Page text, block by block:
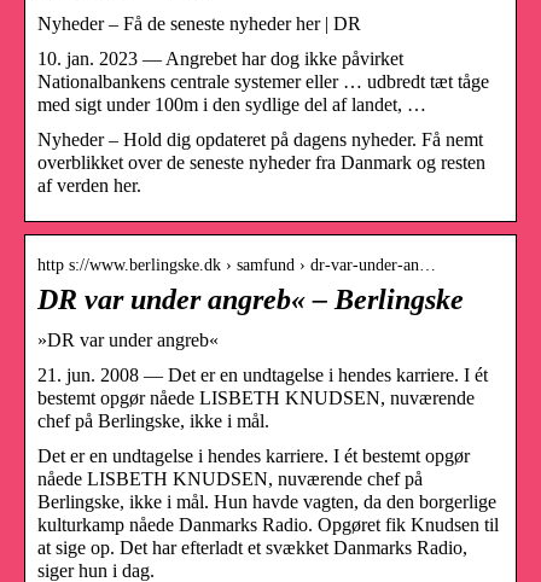
Nyheder – Få de seneste nyheder her | DR
10. jan. 2023 — Angrebet har dog ikke påvirket
Nationalbankens centrale systemer eller … udbredt tæt tåge
med sigt under 100m i den sydlige del af landet, …
Nyheder – Hold dig opdateret på dagens nyheder. Få nemt
overblikket over de seneste nyheder fra Danmark og resten
af verden her.
http s://www.berlingske.dk › samfund › dr-var-under-an…
DR var under angreb« – Berlingske
»DR var under angreb«
21. jun. 2008 — Det er en undtagelse i hendes karriere. I ét
bestemt opgør nåede LISBETH KNUDSEN, nuværende
chef på Berlingske, ikke i mål.
Det er en undtagelse i hendes karriere. I ét bestemt opgør
nåede LISBETH KNUDSEN, nuværende chef på
Berlingske, ikke i mål. Hun havde vagten, da den borgerlige
kulturkamp nåede Danmarks Radio. Opgøret fik Knudsen til
at sige op. Det har efterladt et svækket Danmarks Radio,
siger hun i dag.